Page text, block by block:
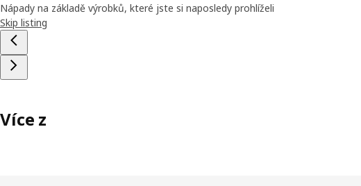
Nápady na základě výrobků, které jste si naposledy prohlíželi
Skip listing
Více z